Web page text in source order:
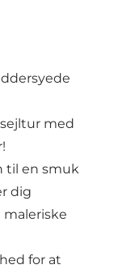
med
til en smuk
dig
for at